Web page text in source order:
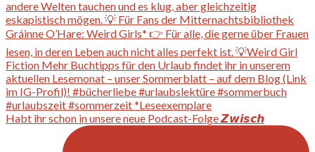
Habt ihr schon in unsere neue Podcast-Folge 𝙕𝙬𝙞𝙨𝙘𝙝